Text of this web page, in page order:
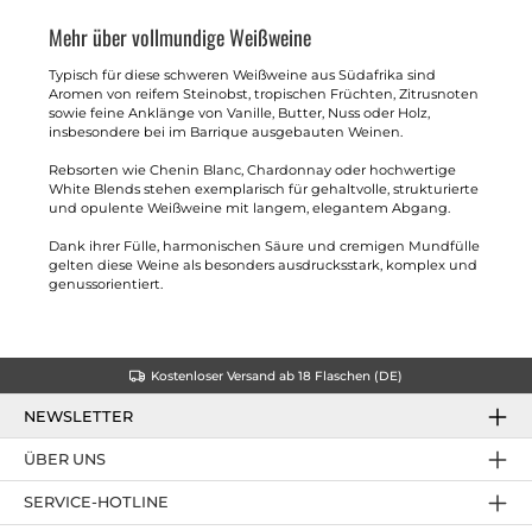
Mehr über vollmundige Weißweine
Typisch für diese schweren Weißweine aus Südafrika sind
Aromen von reifem Steinobst, tropischen Früchten, Zitrusnoten
sowie feine Anklänge von Vanille, Butter, Nuss oder Holz,
insbesondere bei im Barrique ausgebauten Weinen.
Rebsorten wie Chenin Blanc, Chardonnay oder hochwertige
White Blends stehen exemplarisch für gehaltvolle, strukturierte
und opulente Weißweine mit langem, elegantem Abgang.
Dank ihrer Fülle, harmonischen Säure und cremigen Mundfülle
gelten diese Weine als besonders ausdrucksstark, komplex und
genussorientiert.
Kostenloser Versand ab 18 Flaschen (DE)
NEWSLETTER
SERVICE-HOTLINE
ÜBER UNS